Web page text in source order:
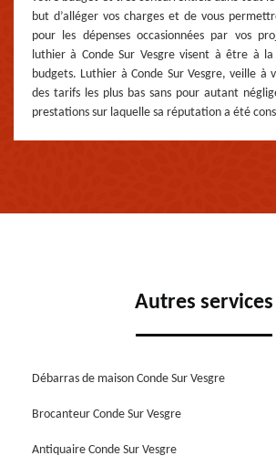
but d’alléger vos charges et de vous
pour les dépenses occasionnées par vos
luthier à Conde Sur Vesgre visent à être à
budgets. Luthier à Conde Sur Vesgre, veille à
des tarifs les plus bas sans pour autant
prestations sur laquelle sa réputation a été
Autres services
Débarras de maison Conde Sur Vesgre
Brocanteur Conde Sur Vesgre
Antiquaire Conde Sur Vesgre